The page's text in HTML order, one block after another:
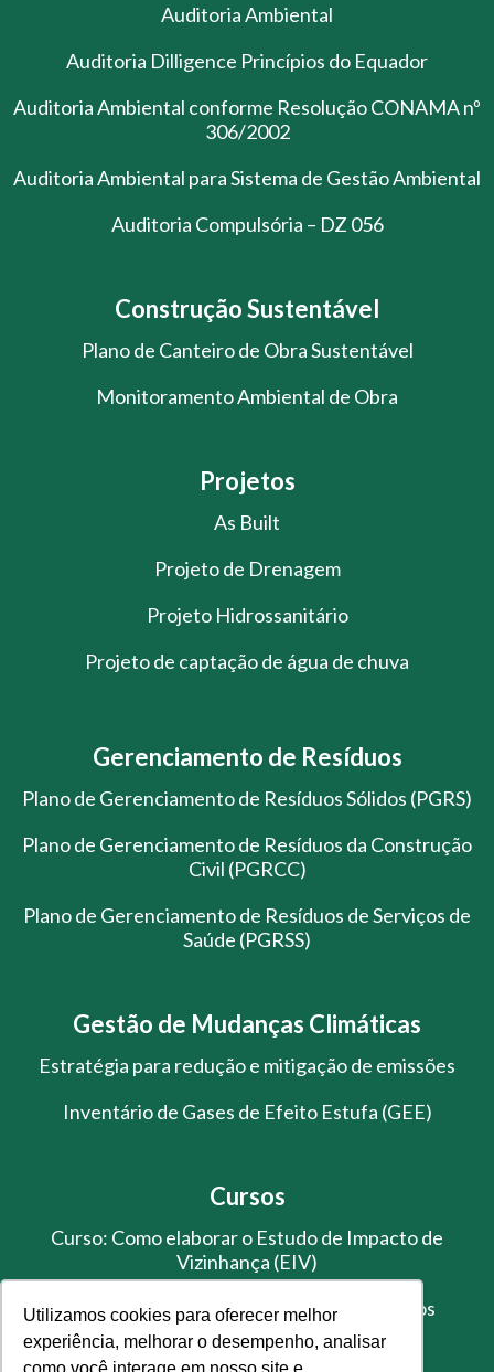
Utilizamos cookies para oferecer melhor
experiência, melhorar o desempenho, analisar
como você interage em nosso site e
Auditoria Ambiental
Auditoria Dilligence Princípios do Equador
Auditoria Ambiental conforme Resolução CONAMA nº
306/2002
Auditoria Ambiental para Sistema de Gestão Ambiental
Auditoria Compulsória – DZ 056
Construção Sustentável
Plano de Canteiro de Obra Sustentável
Monitoramento Ambiental de Obra
Projetos
As Built
Projeto de Drenagem
Projeto Hidrossanitário
Projeto de captação de água de chuva
Gerenciamento de Resíduos
Plano de Gerenciamento de Resíduos Sólidos (PGRS)
Plano de Gerenciamento de Resíduos da Construção
Civil (PGRCC)
Plano de Gerenciamento de Resíduos de Serviços de
Saúde (PGRSS)
Gestão de Mudanças Climáticas
Estratégia para redução e mitigação de emissões
Inventário de Gases de Efeito Estufa (GEE)
Cursos
Curso: Como elaborar o Estudo de Impacto de
Vizinhança (EIV)
Treinamento de Gestão de Resíduos Sólidos